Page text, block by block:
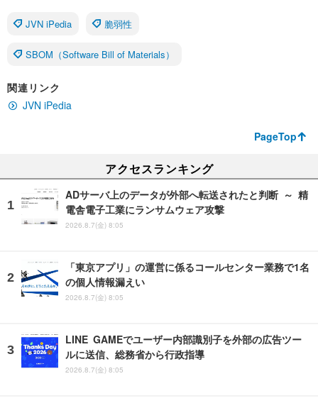
JVN iPedia 脆弱性
SBOM（Software Bill of Materials）
関連リンク
JVN iPedia
PageTop
アクセスランキング
ADサーバ上のデータが外部へ転送されたと判断 ～ 精
電舎電子工業にランサムウェア攻撃
2026.8.7(金) 8:05
「東京アプリ」の運営に係るコールセンター業務で1名
の個人情報漏えい
2026.8.7(金) 8:05
LINE GAMEでユーザー内部識別子を外部の広告ツー
ルに送信、総務省から行政指導
2026.8.7(金) 8:05